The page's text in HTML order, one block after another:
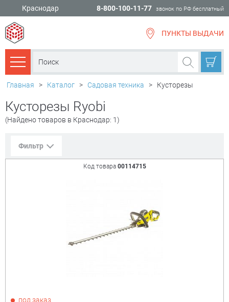
Краснодар 8-800-100-11-77 звонок по РФ бесплатный
ПУНКТЫ ВЫДАЧИ
Каталог товаров
Главная > Каталог > Садовая техника > Кусторезы
Кусторезы Ryobi
(Найдено товаров в Краснодар: 1)
Фильтр
Показать только
Код товара 00114715
под заказ